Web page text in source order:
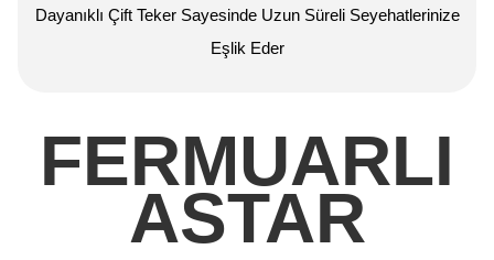
Dayanıklı Çift Teker Sayesinde Uzun Süreli Seyehatlerinize
Eşlik Eder
FERMUARLI
ASTAR